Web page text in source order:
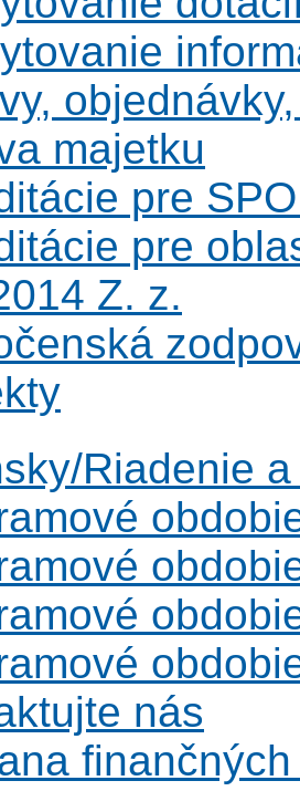
majetku
pre
pre
Z. z.
Riadenie
nás